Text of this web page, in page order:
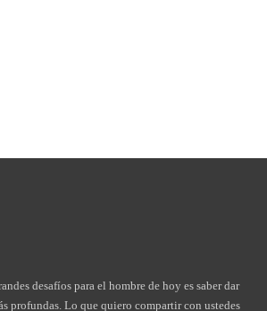
desafíos para el hombre de hoy es saber dar
profundas. Lo que quiero compartir con ustedes